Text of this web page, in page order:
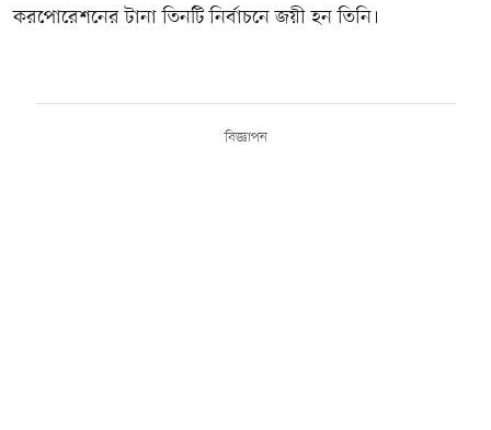
করপোরেশনের টানা তিনটি নির্বাচনে জয়ী হন তিনি।
বিজ্ঞাপন